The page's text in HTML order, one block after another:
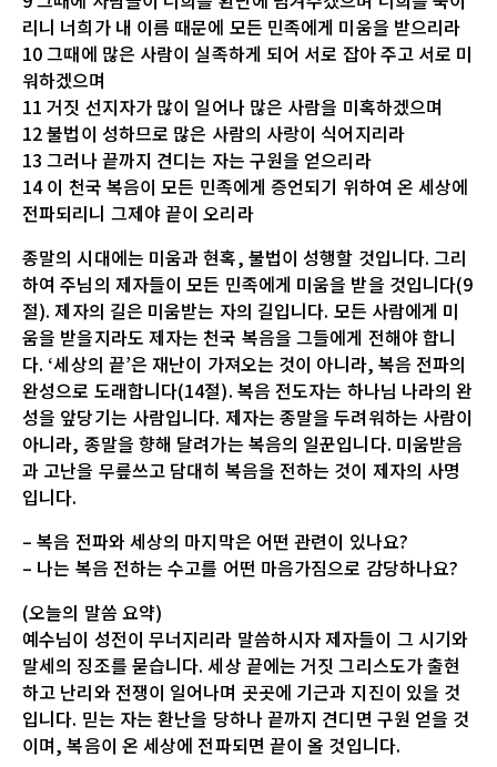
리니 너희가 내 이름 때문에 모든 민족에게 미움을 받으리라
10 그때에 많은 사람이 실족하게 되어 서로 잡아 주고 서로 미
워하겠으며
11 거짓 선지자가 많이 일어나 많은 사람을 미혹하겠으며
12 불법이 성하므로 많은 사람의 사랑이 식어지리라
13 그러나 끝까지 견디는 자는 구원을 얻으리라
14 이 천국 복음이 모든 민족에게 증언되기 위하여 온 세상에
전파되리니 그제야 끝이 오리라
종말의 시대에는 미움과 현혹, 불법이 성행할 것입니다. 그리
하여 주님의 제자들이 모든 민족에게 미움을 받을 것입니다(9
절). 제자의 길은 미움받는 자의 길입니다. 모든 사람에게 미
움을 받을지라도 제자는 천국 복음을 그들에게 전해야 합니
다. ‘세상의 끝’은 재난이 가져오는 것이 아니라, 복음 전파의
완성으로 도래합니다(14절). 복음 전도자는 하나님 나라의 완
성을 앞당기는 사람입니다. 제자는 종말을 두려워하는 사람이
아니라, 종말을 향해 달려가는 복음의 일꾼입니다. 미움받음
과 고난을 무릎쓰고 담대히 복음을 전하는 것이 제자의 사명
입니다.
– 복음 전파와 세상의 마지막은 어떤 관련이 있나요?
– 나는 복음 전하는 수고를 어떤 마음가짐으로 감당하나요?
(오늘의 말씀 요약)
예수님이 성전이 무너지리라 말씀하시자 제자들이 그 시기와
말세의 징조를 묻습니다. 세상 끝에는 거짓 그리스도가 출현
하고 난리와 전쟁이 일어나며 곳곳에 기근과 지진이 있을 것
입니다. 믿는 자는 환난을 당하나 끝까지 견디면 구원 얻을 것
이며, 복음이 온 세상에 전파되면 끝이 올 것입니다.